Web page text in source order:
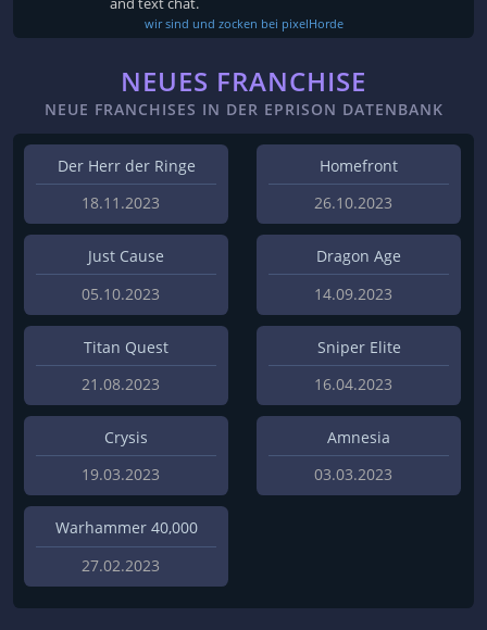
wir sind und zocken bei pixelHorde
NEUES FRANCHISE
NEUE FRANCHISES IN DER EPRISON DATENBANK
Der Herr der Ringe
18.11.2023
Homefront
26.10.2023
Just Cause
05.10.2023
Dragon Age
14.09.2023
Titan Quest
21.08.2023
Sniper Elite
16.04.2023
Crysis
19.03.2023
Amnesia
03.03.2023
Warhammer 40,000
27.02.2023